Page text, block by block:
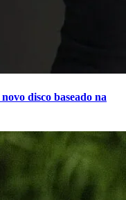
disco baseado na